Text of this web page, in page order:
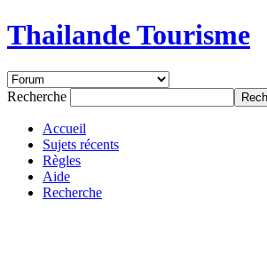
Thailande Tourisme
Recherche
Accueil
Sujets récents
Règles
Aide
Recherche